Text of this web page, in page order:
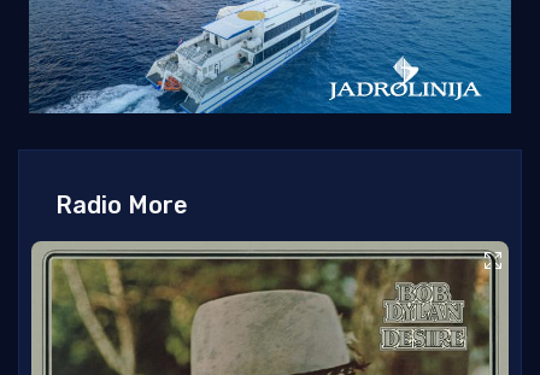
Radio More